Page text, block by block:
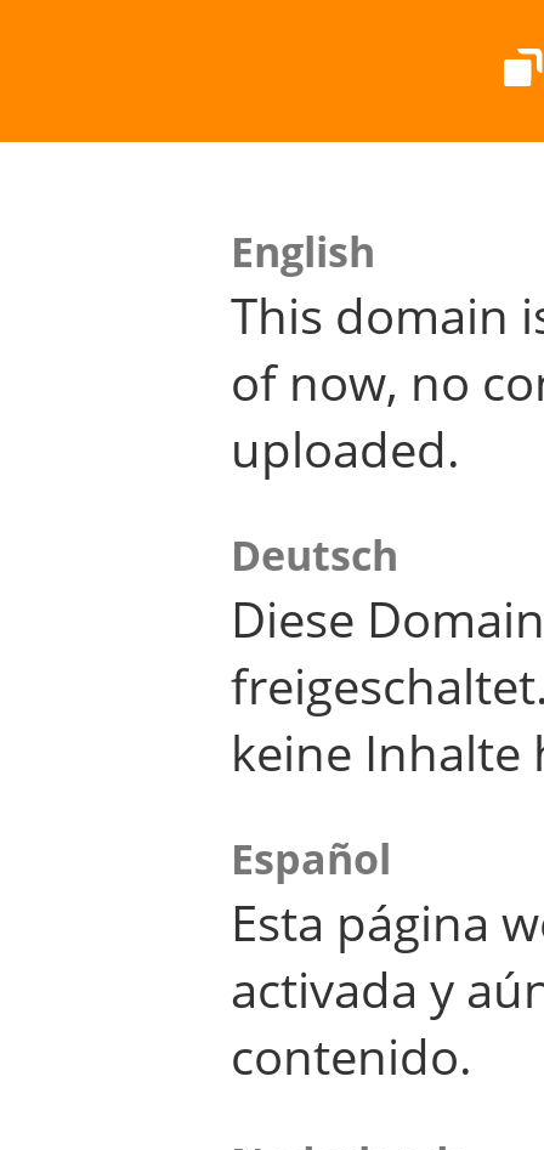
English
This domain
of now, no
uploaded.
Deutsch
Diese
keine Inhalte
Español
Esta página
activada y
contenido.